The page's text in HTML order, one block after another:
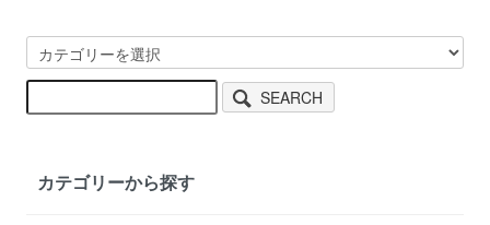
SEARCH
カテゴリーから探す